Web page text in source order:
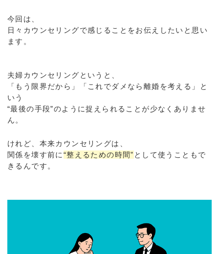
今回は、
日々カウンセリングで感じることをお伝えしたいと思い
ます。
夫婦カウンセリングというと、
「もう限界だから」「これでダメなら離婚を考える」と
いう
“最後の手段”のように捉えられることが少なくありませ
ん。
けれど、本来カウンセリングは、
関係を壊す前に “整えるための時間” として使うこともで
きるんです。